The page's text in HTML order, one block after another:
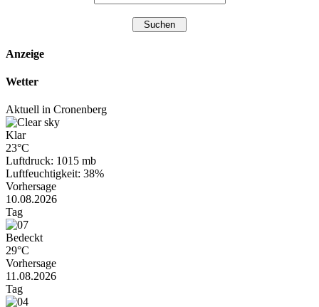
Anzeige
Wetter
Aktuell in Cronenberg
Klar
23°C
Luftdruck: 1015 mb
Luftfeuchtigkeit: 38%
Vorhersage
10.08.2026
Tag
Bedeckt
29°C
Vorhersage
11.08.2026
Tag